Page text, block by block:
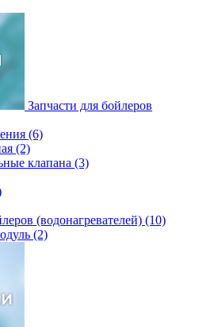
Запчасти для бойлеров
(6)
(2)
клапана (3)
(водонагревателей) (10)
(2)